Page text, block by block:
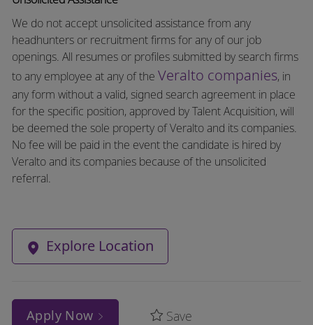
We do not accept unsolicited assistance from any
headhunters or recruitment firms for any of our job
openings. All resumes or profiles submitted by search firms
to any employee at any of the Veralto companies, in
any form without a valid, signed search agreement in place
for the specific position, approved by Talent Acquisition, will
be deemed the sole property of Veralto and its companies.
No fee will be paid in the event the candidate is hired by
Veralto and its companies because of the unsolicited
referral.
Explore Location
Apply Now Save